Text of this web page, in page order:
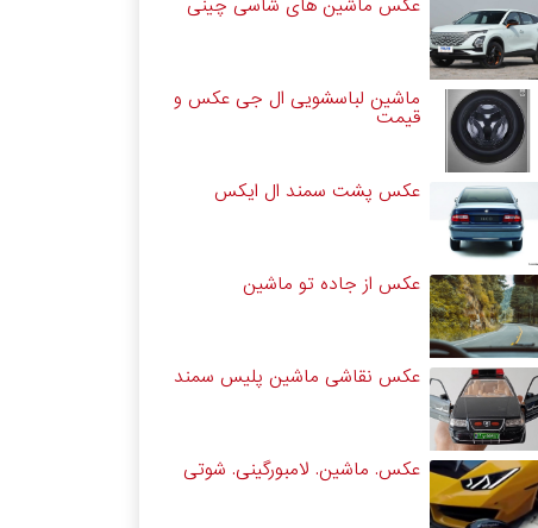
عکس ماشین های شاسی چینی
ماشین لباسشویی ال جی عکس و
قیمت
عکس پشت سمند ال ایکس
عکس از جاده تو ماشین
عکس نقاشی ماشین پلیس سمند
عکس. ماشین. لامبورگینی. شوتی